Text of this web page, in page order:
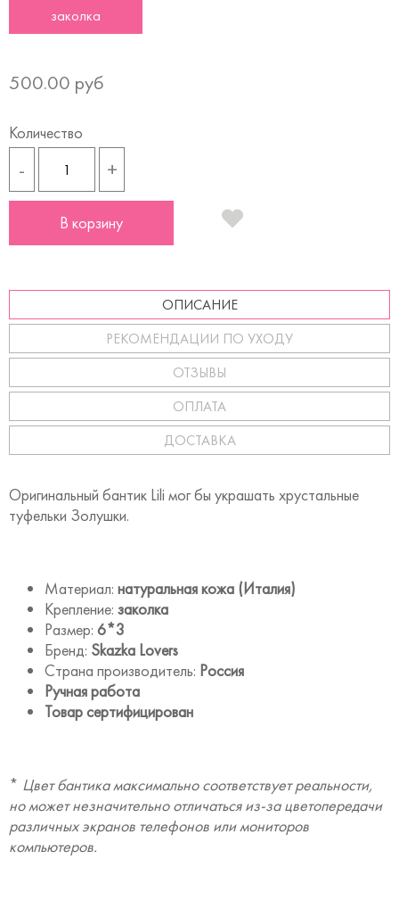
заколка
500.00 руб
Количество
- +
В корзину
ОПИСАНИЕ
РЕКОМЕНДАЦИИ ПО УХОДУ
ОТЗЫВЫ
ОПЛАТА
ДОСТАВКА
Оригинальный бантик Lili мог бы украшать хрустальные
туфельки Золушки.
Материал: натуральная кожа (Италия)
Крепление: заколка
Размер: 6*3
Бренд: Skazka Lovers
Страна производитель: Россия
Ручная работа
Товар сертифицирован
* Цвет бантика максимально соответствует реальности,
но может незначительно отличаться из-за цветопередачи
различных экранов телефонов или мониторов
компьютеров.